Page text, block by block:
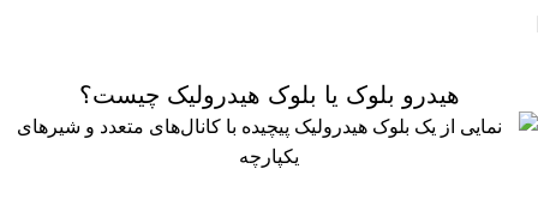
هیدرو بلوک یا بلوک هیدرولیک چیست؟